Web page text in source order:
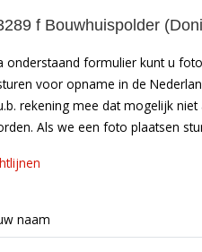
f Bouwhuispolder
onderstaand formulier kunt u
voor opname in de
rekening mee dat mogelijk
Als we een foto plaatsen
naam